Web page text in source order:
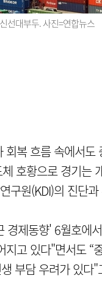
선대부두. 사진=연합뉴스
회복 흐름 속에서
호황으로 경기는
구원(KDI)의 진단
제동향' 6월호에
지고 있다"면서도
부담 우려가 있다"